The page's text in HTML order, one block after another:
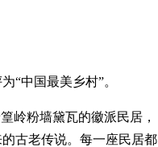
“中国最美乡村”。
岭粉墙黛瓦的徽派民居，
古老传说。每一座民居都